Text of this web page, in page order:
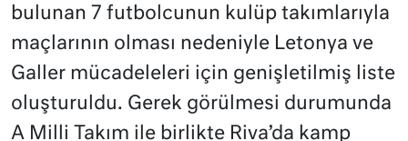
bulunan 7 futbolcunun kulüp takımlarıyla
maçlarının olması nedeniyle Letonya ve
Galler mücadeleleri için genişletilmiş liste
oluşturuldu. Gerek görülmesi durumunda
A Milli Takım ile birlikte Riva’da kamp